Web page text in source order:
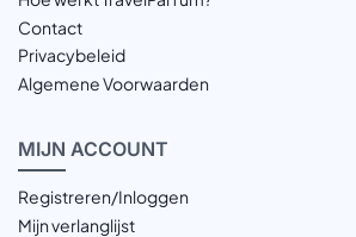
Contact
Privacybeleid
Algemene Voorwaarden
MIJN ACCOUNT
Registreren/Inloggen
Mijn verlanglijst